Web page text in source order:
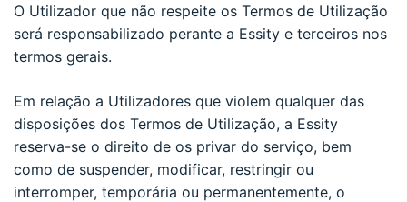
O Utilizador que não respeite os Termos de Utilização
será responsabilizado perante a Essity e terceiros nos
termos gerais.
Em relação a Utilizadores que violem qualquer das
disposições dos Termos de Utilização, a Essity
reserva-se o direito de os privar do serviço, bem
como de suspender, modificar, restringir ou
interromper, temporária ou permanentemente, o